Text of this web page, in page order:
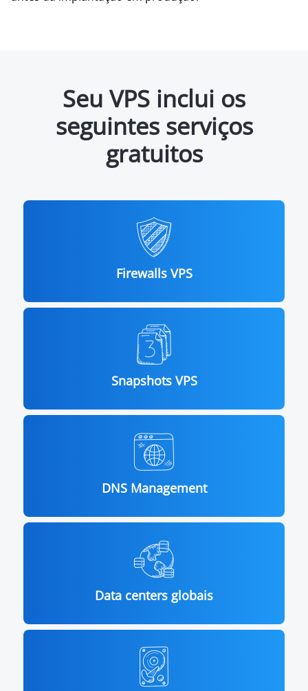
Seu VPS inclui os
seguintes serviços
gratuitos
Firewalls VPS
Snapshots VPS
DNS Management
Data centers globais